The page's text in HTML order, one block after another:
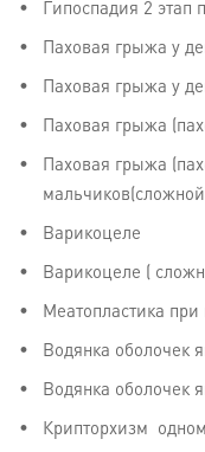
Гипоспадия 2 этап
Паховая грыжа у
Паховая грыжа у
Паховая грыжа
Паховая грыжа
Варикоцеле
Варикоцеле (
Меатопластика при
Водянка оболочек
Водянка оболочек
Крипторхизм